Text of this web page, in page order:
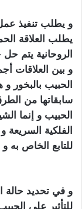
و يطلب تنفيذ عمل
يطلب العلاقة
الروحانية يتم
و بين العلاقات
الحبيب بالبخور
سابقاتها من
الحبيب و إنما
الفلكية
للتابع الخاص
و في تحديد حالة
للتأثير على